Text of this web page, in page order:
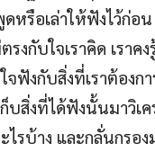
หรือเล่าให้ฟังไว้ก่อ
รงกับใจเราคิด เราค
ฟังกับสิ่งที่เราต้องก
ก็บสิ่งที่ได้ฟังนั้นมาวิเ
ไรบ้าง และกลั่นกรอ